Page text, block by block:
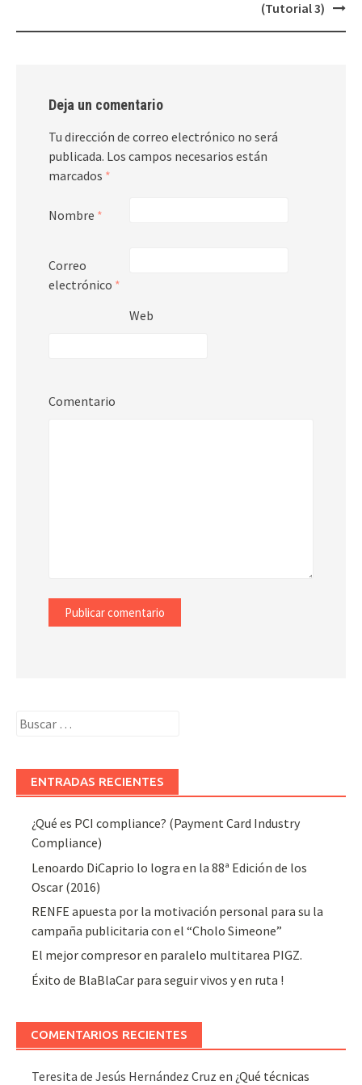
(Tutorial 3)
Deja un comentario
Tu dirección de correo electrónico no será
publicada. Los campos necesarios están
marcados *
Nombre *
Correo
electrónico *
Web
Comentario
Buscar:
ENTRADAS RECIENTES
¿Qué es PCI compliance? (Payment Card Industry
Compliance)
Lenoardo DiCaprio lo logra en la 88ª Edición de los
Oscar (2016)
RENFE apuesta por la motivación personal para su la
campaña publicitaria con el “Cholo Simeone”
El mejor compresor en paralelo multitarea PIGZ.
Éxito de BlaBlaCar para seguir vivos y en ruta !
COMENTARIOS RECIENTES
Teresita de Jesús Hernández Cruz en ¿Qué técnicas